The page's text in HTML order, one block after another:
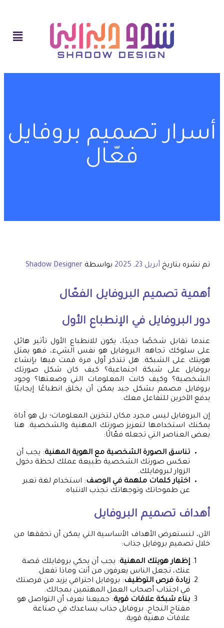
أسرار تصميم بروفايل
فعّال
تم نشره بتاريخ أبريل 23, 2025 بواسطة Shadow Designer
أهمية تصميم البروفايل الفعّال
دور البروفايل في الإنطباع الأول
عندما تقابل شخصًا جديدًا، يكون للانطباع الأول تأثير هائل
على سلوكك تجاهه. البروفايل هو نفس الشيء، فهو يمثل
هويتك على الشبكة. هل تتذكر أول مرة قمت فيها بإنشاء
بروفايل على شبكة اجتماعية؟ كيف كان شكل صورتك
الشخصية؟ وكيف كانت المعلومات التي وضعتها؟ وجود
بروفايل مصمم بشكل جيد يمكن أن يخلق انطباعًا إيجابيًا
يدفع الآخرين للتفاعل معك.
إن البروفايل ليس مجرد مكان لتخزين المعلومات؛ بل هو أداة
يمكنك استخدامها لتعزيز صورتك المهنية والشخصية. هنا
بعض العناصر التي تجعله فعّالًا:
تناسق الصورة الشخصية مع الهوية المهنية: يجب أن
تعكس صورتك الشخصية طبيعة عملك لحظة دخول
الزوار لبروفايلك.
اختيار كلمات ملهمة في الوصف: استخدام لغة تعبر
عن طموحاتك وتوجهاتك تجذب الانتباه.
أهداف تصميم البروفايل
الآن، لنستعرض الأهداف الأساسية التي يمكن أن تحققها من
خلال تصميم بروفايل جذاب:
إظهار هويتك المهنية: يجب أن يحكي بروفايلك قصة
عنك، تجعل الناس يعرفون من أنت وماذا تفعل.
زيادة فرص التوظيف: بروفايل احترافي يزيد من فرصتك
في اجتذاب أصحاب العمل المهتمين بمجالك.
بناء شبكة علاقات قوية: جميعنا نعرف أن التواصل هو
مفتاح النجاح. بروفايل جذاب يساعدك في صناعة
علاقات مهنية قوية.